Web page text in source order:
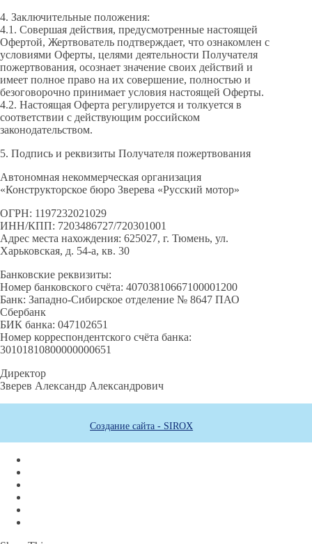
4. Заключительные положения:
4.1. Совершая действия, предусмотренные настоящей
Офертой, Жертвователь подтверждает, что ознакомлен с
условиями Оферты, целями деятельности Получателя
пожертвования, осознает значение своих действий и
имеет полное право на их совершение, полностью и
безоговорочно принимает условия настоящей Оферты.
4.2. Настоящая Оферта регулируется и толкуется в
соответствии с действующим российском
законодательством.
5. Подпись и реквизиты Получателя пожертвования
Автономная некоммерческая организация
«Конструкторское бюро Зверева «Русский мотор»
ОГРН: 1197232021029
ИНН/КПП: 7203486727/720301001
Адрес места нахождения: 625027, г. Тюмень, ул.
Харьковская, д. 54-а, кв. 30
Банковские реквизиты:
Номер банковского счёта: 40703810667100001200
Банк: Западно-Сибирское отделение № 8647 ПАО
Сбербанк
БИК банка: 047102651
Номер корреспондентского счёта банка:
30101810800000000651
Директор
Зверев Александр Александрович
Создание сайта - SIROX